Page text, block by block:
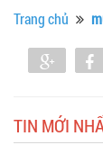
Trang chủ
Share
TIN MỚI